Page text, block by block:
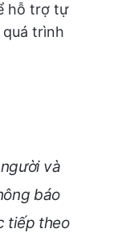
hỗ trợ tự
trình
và
báo
tiếp theo